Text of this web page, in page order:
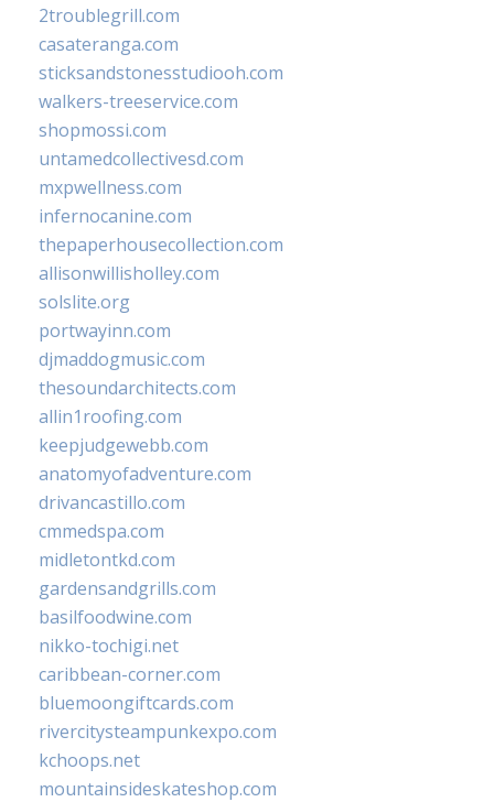
2troublegrill.com
casateranga.com
sticksandstonesstudiooh.com
walkers-treeservice.com
shopmossi.com
untamedcollectivesd.com
mxpwellness.com
infernocanine.com
thepaperhousecollection.com
allisonwillisholley.com
solslite.org
portwayinn.com
djmaddogmusic.com
thesoundarchitects.com
allin1roofing.com
keepjudgewebb.com
anatomyofadventure.com
drivancastillo.com
cmmedspa.com
midletontkd.com
gardensandgrills.com
basilfoodwine.com
nikko-tochigi.net
caribbean-corner.com
bluemoongiftcards.com
rivercitysteampunkexpo.com
kchoops.net
mountainsideskateshop.com